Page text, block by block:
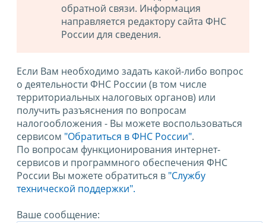
обратной связи. Информация
направляется редактору сайта ФНС
России для сведения.
Если Вам необходимо задать какой-либо вопрос
о деятельности ФНС России (в том числе
территориальных налоговых органов) или
получить разъяснения по вопросам
налогообложения - Вы можете воспользоваться
сервисом "Обратиться в ФНС России".
По вопросам функционирования интернет-
сервисов и программного обеспечения ФНС
России Вы можете обратиться в "Службу
технической поддержки".
Ваше сообщение: